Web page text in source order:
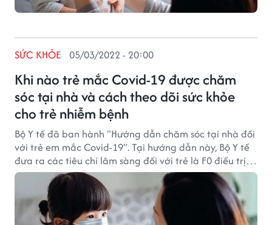
Khi nào trẻ mắc Covid-19 được chăm
sóc tại nhà và cách theo dõi sức khỏe
cho trẻ nhiễm bệnh
SỨC KHỎE 05/03/2022 - 20:00
Bộ Y tế đã ban hành "Hướng dẫn chăm sóc tại nhà đối
với trẻ em mắc Covid-19". Tại hướng dẫn này, Bộ Y tế
đưa ra các tiêu chí lâm sàng đối với trẻ là F0 điều trị
tại nhà.